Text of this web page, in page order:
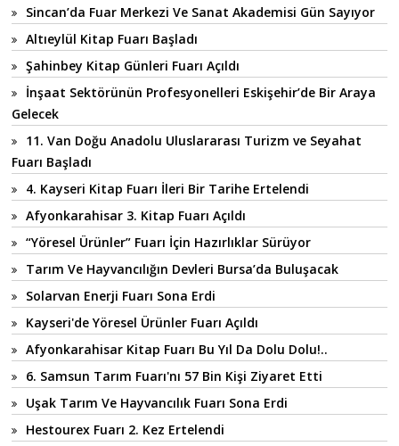
Sincan’da Fuar Merkezi Ve Sanat Akademisi Gün Sayıyor
Altıeylül Kitap Fuarı Başladı
Şahinbey Kitap Günleri Fuarı Açıldı
İnşaat Sektörünün Profesyonelleri Eskişehir’de Bir Araya
Gelecek
11. Van Doğu Anadolu Uluslararası Turizm ve Seyahat
Fuarı Başladı
4. Kayseri Kitap Fuarı İleri Bir Tarihe Ertelendi
Afyonkarahisar 3. Kitap Fuarı Açıldı
“Yöresel Ürünler” Fuarı İçin Hazırlıklar Sürüyor
Tarım Ve Hayvancılığın Devleri Bursa’da Buluşacak
Solarvan Enerji Fuarı Sona Erdi
Kayseri'de Yöresel Ürünler Fuarı Açıldı
Afyonkarahisar Kitap Fuarı Bu Yıl Da Dolu Dolu!..
6. Samsun Tarım Fuarı'nı 57 Bin Kişi Ziyaret Etti
Uşak Tarım Ve Hayvancılık Fuarı Sona Erdi
Hestourex Fuarı 2. Kez Ertelendi